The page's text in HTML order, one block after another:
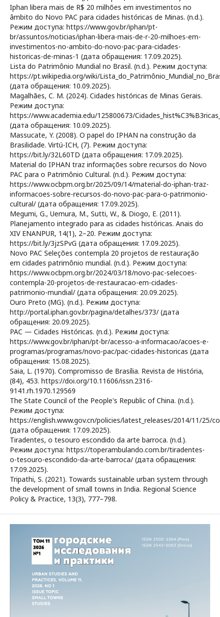
Iphan libera mais de R$ 20 milhões em investimentos no
âmbito do Novo PAC para cidades históricas de Minas. (n.d.).
Режим доступа: https://www.gov.br/iphan/pt-
br/assuntos/noticias/iphan-libera-mais-de-r-20-milhoes-em-
investimentos-no-ambito-do-novo-pac-para-cidades-
historicas-de-minas-1 (дата обращения: 17.09.2025).
Lista do Patrimônio Mundial no Brasil. (n.d.). Режим доступа:
https://pt.wikipedia.org/wiki/
(дата обращения: 10.09.2025).
Magalhães, C. M. (2024). Cidades históricas de Minas Gerais.
Режим доступа:
https://www.academia.edu/125800673/
(дата обращения: 10.09.2025).
Massucate, Y. (2008). O papel do IPHAN na construção da
Brasilidade. Virtú-ICH, (7). Режим доступа:
https://bit.ly/32L60TD (дата обращения: 17.09.2025).
Material do IPHAN traz informações sobre recursos do Novo
PAC para o Patrimônio Cultural. (n.d.). Режим доступа:
https://www.ocbpm.org.br/2025/09/14/material-do-iphan-traz-
informacoes-sobre-recursos-do-novo-pac-para-o-patrimonio-
cultural/ (дата обращения: 17.09.2025).
Megumi, G., Uemura, M., Sutti, W., & Diogo, E. (2011).
Planejamento integrado para as cidades históricas. Anais do
XIV ENANPUR, 14(1), 2–20. Режим доступа:
https://bit.ly/3jzSPvG (дата обращения: 17.09.2025).
Novo PAC Seleções contempla 20 projetos de restauração
em cidades patrimônio mundial. (n.d.). Режим доступа:
https://www.ocbpm.org.br/2024/03/18/novo-pac-selecoes-
contempla-20-projetos-de-restauracao-em-cidades-
patrimonio-mundial/ (дата обращения: 20.09.2025).
Ouro Preto (MG). (n.d.). Режим доступа:
http://portal.iphan.gov.br/pagina/detalhes/373/ (дата
обращения: 20.09.2025).
PAC — Cidades Históricas. (n.d.). Режим доступа:
https://www.gov.br/iphan/pt-br/acesso-a-informacao/acoes-e-
programas/programas/novo-pac/pac-cidades-historicas (дата
обращения: 15.08.2025).
Saia, L. (1970). Compromisso de Brasília. Revista de História,
(84), 453. https://doi.org/10.11606/issn.2316-
9141.rh.1970.129569
The State Council of the People's Republic of China. (n.d.).
Режим доступа:
https://english.www.gov.cn/policies/latest_releases/2014/11/25/
(дата обращения: 17.09.2025).
Tiradentes, o tesouro escondido da arte barroca. (n.d.).
Режим доступа: https://toperambulando.com.br/tiradentes-
o-tesouro-escondido-da-arte-barroca/ (дата обращения:
17.09.2025).
Tripathi, S. (2021). Towards sustainable urban system through
the development of small towns in India. Regional Science
Policy & Practice, 13(3), 777–798.